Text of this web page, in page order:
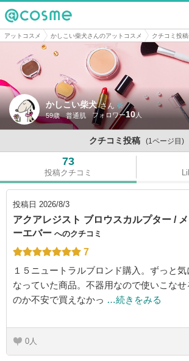
@cosme
アットコスメ かしこい柴犬さんのアットコスメ クチコミ投
かしこい柴犬 さん
59歳 普通肌 10
クチコミ投稿 (1ページ目)
73
投稿クチコミ
投稿日 2026/8/3
アクアレジスト ブロウスカルプター /
ーエバー へのクチコミ
7
１５ニュートラルブロンド購入。ずっと気
なっていた商品。不器用なので使いこなせ
のか不安で買えなかっ …続きをみる
0